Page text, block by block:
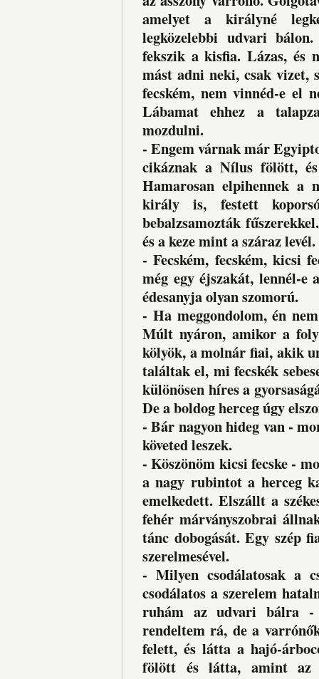
amelyet a királyné
legközelebbi udvari
fekszik a kisfia. Lázas, és
mást adni neki, csak vizet,
fecském, nem vinnéd-e el
Lábamat ehhez a
mozdulni.
- Engem várnak már
cikáznak a Nílus fölött,
Hamarosan elpihennek
király is, festett
bebalzsamozták
és a keze mint a száraz levél.
- Fecském, fecském, kicsi
még egy éjszakát, lennél-e
édesanyja olyan szomorú.
- Ha meggondolom, én
Múlt nyáron, amikor a
kölyök, a molnár fiai, akik
találtak el, mi fecskék
különösen híres a
De a boldog herceg úgy
- Bár nagyon hideg van -
követed leszek.
- Köszönöm kicsi fecske -
a nagy rubintot a herceg
emelkedett. Elszállt a
fehér márványszobrai
tánc dobogását. Egy szép
szerelmesével.
- Milyen csodálatosak a
csodálatos a szerelem
ruhám az udvari bálra -
rendeltem rá, de a
felett, és látta a hajó-
fölött és látta, amint az